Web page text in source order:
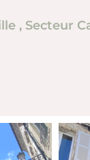
, Secteur